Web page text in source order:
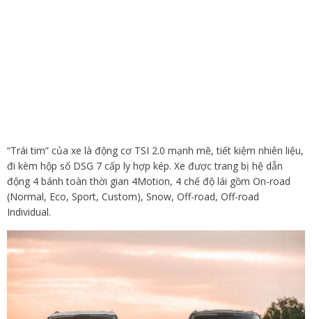
“Trái tim” của xe là động cơ TSI 2.0 mạnh mẽ, tiết kiệm nhiên liệu,
đi kèm hộp số DSG 7 cấp ly hợp kép. Xe được trang bị hệ dẫn
động 4 bánh toàn thời gian 4Motion, 4 chế độ lái gồm On-road
(Normal, Eco, Sport, Custom), Snow, Off-road, Off-road
Individual.